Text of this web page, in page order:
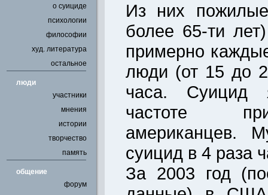
о суициде
психологии
философии
худ. литература
остальное
люди
участники
мнения
истории
творчество
память
общение
форум
Из них
более 65-ти
примерно
люди (от 15 до
часа. Суицид
частоте
американцев.
суицид в 4 раза
За 2003 год